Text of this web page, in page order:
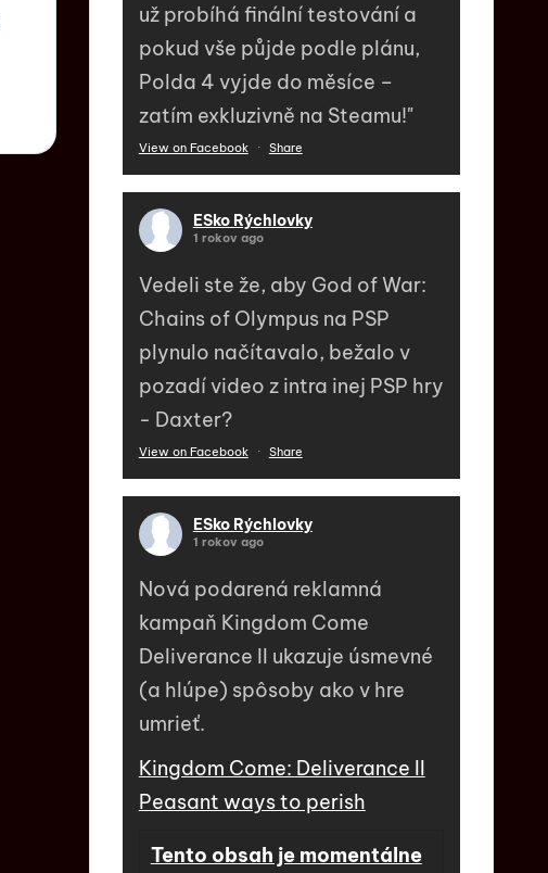
už probíhá finální testování a
pokud vše půjde podle plánu,
Polda 4 vyjde do měsíce –
zatím exkluzivně na Steamu!"
View on Facebook · Share
ESko Rýchlovky
1 rokov ago
Vedeli ste že, aby God of War:
Chains of Olympus na PSP
plynulo načítavalo, bežalo v
pozadí video z intra inej PSP hry
- Daxter?
View on Facebook · Share
ESko Rýchlovky
1 rokov ago
Nová podarená reklamná
kampaň Kingdom Come
Deliverance II ukazuje úsmevné
(a hlúpe) spôsoby ako v hre
umrieť.
Kingdom Come: Deliverance II
Peasant ways to perish
Tento obsah je momentálne